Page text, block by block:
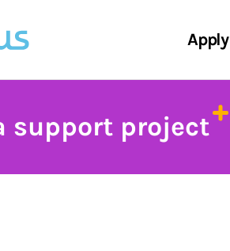
Apply
support project